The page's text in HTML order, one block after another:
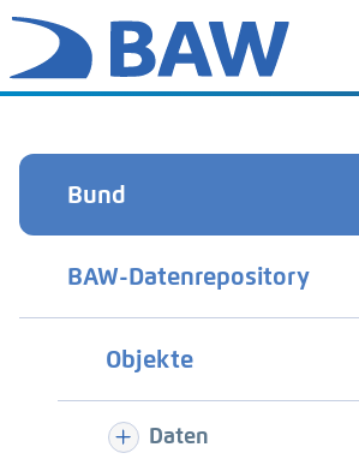
Bund
BAW-Datenrepository
Objekte
Daten